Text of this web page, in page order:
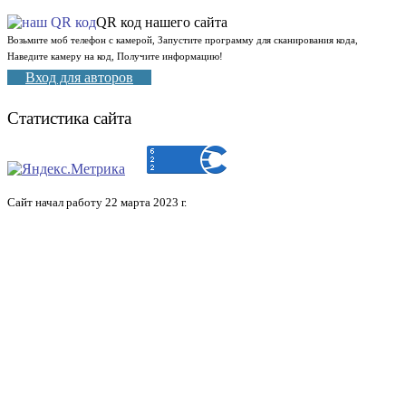
QR код нашего сайта
Возьмите моб телефон с камерой, Запустите программу для сканирования кода,
Наведите камеру на код, Получите информацию!
Вход для авторов
Статистика сайта
Сайт начал работу 22 марта 2023 г.